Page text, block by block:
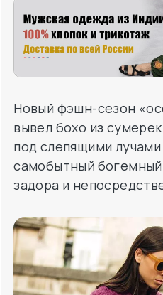
Новый фэшн-сезон
вывел бохо из
под слепящими
самобытный богемный
задора и